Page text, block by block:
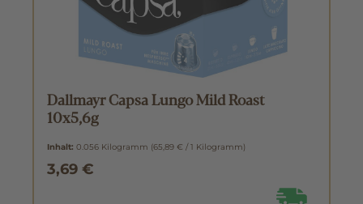
Dallmayr Capsa Lungo Mild Roast
10x5,6g
Inhalt: 0.056 Kilogramm (65,89 € / 1 Kilogramm)
3,69 €